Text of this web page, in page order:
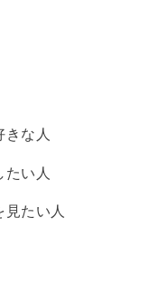
きな人
い人
たい人